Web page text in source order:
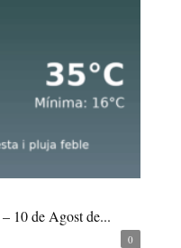
10 de Agost de...
0